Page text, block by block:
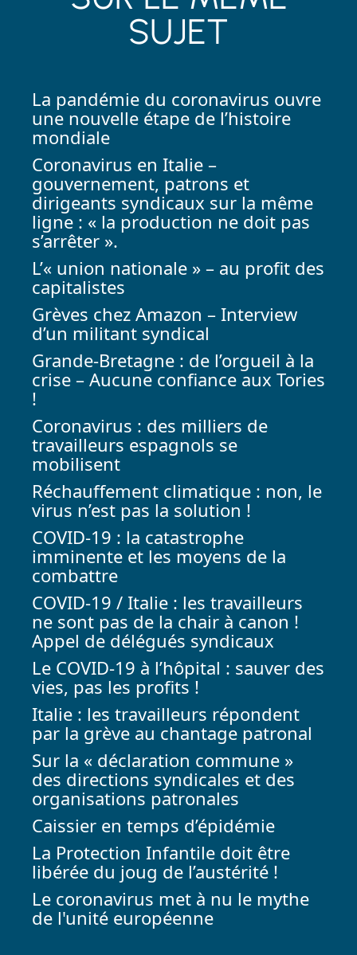
SUJET
La pandémie du coronavirus ouvre
une nouvelle étape de l’histoire
mondiale
Coronavirus en Italie –
gouvernement, patrons et
dirigeants syndicaux sur la même
ligne : « la production ne doit pas
s’arrêter ».
L’« union nationale » – au profit des
capitalistes
Grèves chez Amazon – Interview
d’un militant syndical
Grande-Bretagne : de l’orgueil à la
crise – Aucune confiance aux Tories
!
Coronavirus : des milliers de
travailleurs espagnols se
mobilisent
Réchauffement climatique : non, le
virus n’est pas la solution !
COVID-19 : la catastrophe
imminente et les moyens de la
combattre
COVID-19 / Italie : les travailleurs
ne sont pas de la chair à canon !
Appel de délégués syndicaux
Le COVID-19 à l’hôpital : sauver des
vies, pas les profits !
Italie : les travailleurs répondent
par la grève au chantage patronal
Sur la « déclaration commune »
des directions syndicales et des
organisations patronales
Caissier en temps d’épidémie
La Protection Infantile doit être
libérée du joug de l’austérité !
Le coronavirus met à nu le mythe
de l'unité européenne